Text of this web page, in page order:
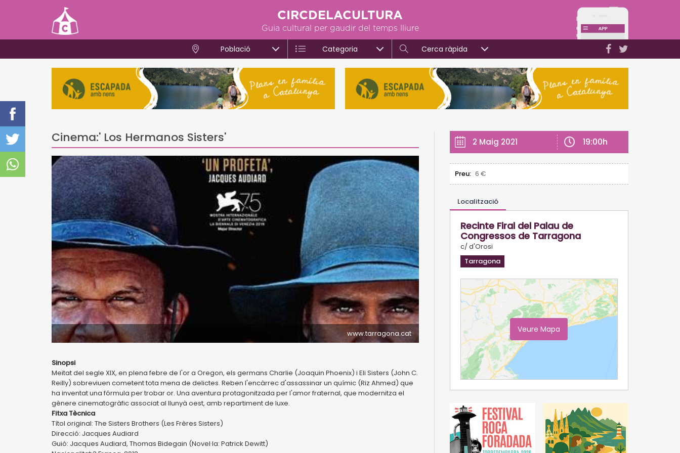
CIRCDELACULTURA
Guia cultural per gaudir del temps lliure
Població Categoria Cerca ràpida
Cinema:' Los Hermanos Sisters'
www.tarragona.cat
Sinopsi
Meitat del segle XIX, en plena febre de l'or a Oregon, els germans Charlie (Joaquin Phoenix) i Eli Sisters (John C.
Reilly) sobreviuen cometent tota mena de delictes. Reben l'encàrrec d'assassinar un químic (Riz Ahmed) que
ha inventat una fórmula per trobar or. Una aventura protagonitzada per l'amor fraternal, que modernitza el
gènere cinematogràfic associat al llunyà oest, amb repartiment de luxe.
Fitxa Tècnica
Títol original: The Sisters Brothers (Les Frères Sisters)
Direcció: Jacques Audiard
Guió: Jacques Audiard, Thomas Bidegain (Novel·la: Patrick Dewitt)
2 Maig 2021 19:00h
Preu: 6 €
Localització
Recinte Firal del Palau de
Congressos de Tarragona
c/ d'Orosi
Tarragona
Veure Mapa